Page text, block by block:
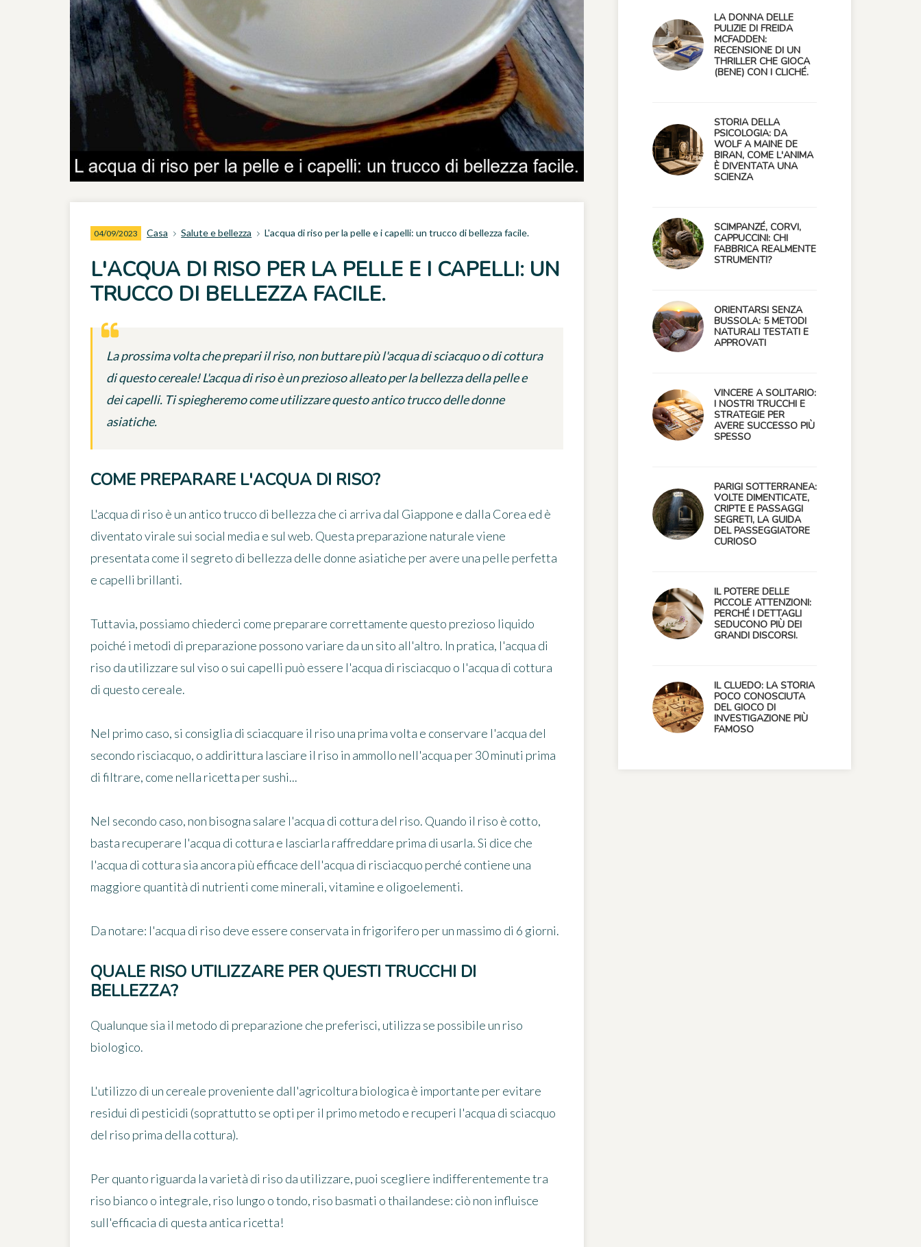
04/09/2023 Casa Salute e bellezza L'acqua di riso per la pelle e i capelli: un trucco di bellezza facile.
L'ACQUA DI RISO PER LA PELLE E I CAPELLI: UN
TRUCCO DI BELLEZZA FACILE.
La prossima volta che prepari il riso, non buttare più l'acqua di sciacquo o di cottura
di questo cereale! L'acqua di riso è un prezioso alleato per la bellezza della pelle e
dei capelli. Ti spiegheremo come utilizzare questo antico trucco delle donne
asiatiche.
COME PREPARARE L'ACQUA DI RISO?
L'acqua di riso è un antico trucco di bellezza che ci arriva dal Giappone e dalla Corea ed è
diventato virale sui social media e sul web. Questa preparazione naturale viene
presentata come il segreto di bellezza delle donne asiatiche per avere una pelle perfetta
e capelli brillanti.
Tuttavia, possiamo chiederci come preparare correttamente questo prezioso liquido
poiché i metodi di preparazione possono variare da un sito all'altro. In pratica, l'acqua di
riso da utilizzare sul viso o sui capelli può essere l'acqua di risciacquo o l'acqua di cottura
di questo cereale.
Nel primo caso, si consiglia di sciacquare il riso una prima volta e conservare l'acqua del
secondo risciacquo, o addirittura lasciare il riso in ammollo nell'acqua per 30 minuti prima
di filtrare, come nella ricetta per sushi...
Nel secondo caso, non bisogna salare l'acqua di cottura del riso. Quando il riso è cotto,
basta recuperare l'acqua di cottura e lasciarla raffreddare prima di usarla. Si dice che
l'acqua di cottura sia ancora più efficace dell'acqua di risciacquo perché contiene una
maggiore quantità di nutrienti come minerali, vitamine e oligoelementi.
Da notare: l'acqua di riso deve essere conservata in frigorifero per un massimo di 6 giorni.
QUALE RISO UTILIZZARE PER QUESTI TRUCCHI DI
BELLEZZA?
Qualunque sia il metodo di preparazione che preferisci, utilizza se possibile un riso
biologico.
L'utilizzo di un cereale proveniente dall'agricoltura biologica è importante per evitare
residui di pesticidi (soprattutto se opti per il primo metodo e recuperi l'acqua di sciacquo
del riso prima della cottura).
Per quanto riguarda la varietà di riso da utilizzare, puoi scegliere indifferentemente tra
riso bianco o integrale, riso lungo o tondo, riso basmati o thailandese: ciò non influisce
sull'efficacia di questa antica ricetta!
LA DONNA DELLE
PULIZIE DI FREIDA
MCFADDEN:
RECENSIONE DI UN
THRILLER CHE GIOCA
(BENE) CON I CLICHÉ.
STORIA DELLA
PSICOLOGIA: DA
WOLF A MAINE DE
BIRAN, COME L'ANIMA
È DIVENTATA UNA
SCIENZA
SCIMPANZÉ, CORVI,
CAPPUCCINI: CHI
FABBRICA REALMENTE
STRUMENTI?
ORIENTARSI SENZA
BUSSOLA: 5 METODI
NATURALI TESTATI E
APPROVATI
VINCERE A SOLITARIO:
I NOSTRI TRUCCHI E
STRATEGIE PER
AVERE SUCCESSO PIÙ
SPESSO
PARIGI SOTTERRANEA:
VOLTE DIMENTICATE,
CRIPTE E PASSAGGI
SEGRETI, LA GUIDA
DEL PASSEGGIATORE
CURIOSO
IL POTERE DELLE
PICCOLE ATTENZIONI:
PERCHÉ I DETTAGLI
SEDUCONO PIÙ DEI
GRANDI DISCORSI.
IL CLUEDO: LA STORIA
POCO CONOSCIUTA
DEL GIOCO DI
INVESTIGAZIONE PIÙ
FAMOSO